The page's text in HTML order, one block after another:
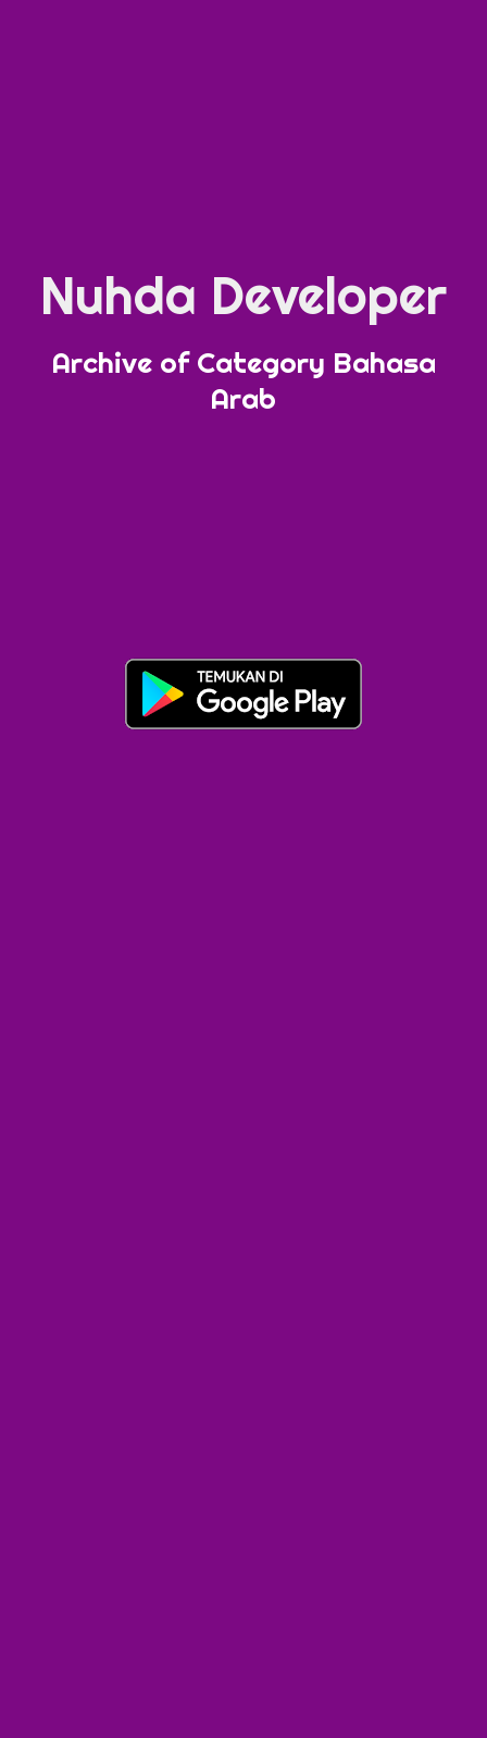
Nuhda Developer
Archive of Category Bahasa
Arab